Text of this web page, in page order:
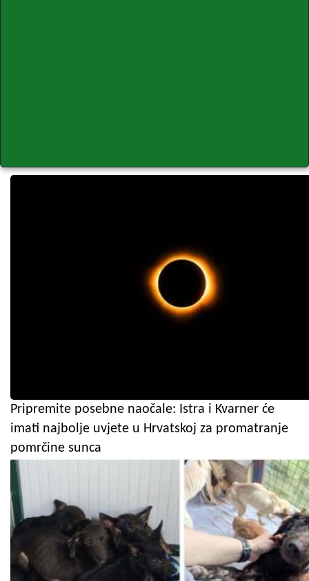
Pripremite posebne naočale: Istra i Kvarner će
imati najbolje uvjete u Hrvatskoj za promatranje
pomrčine sunca